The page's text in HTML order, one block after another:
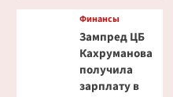
Финансы
Зампред ЦБ
Кахруманова
получила
зарплату в